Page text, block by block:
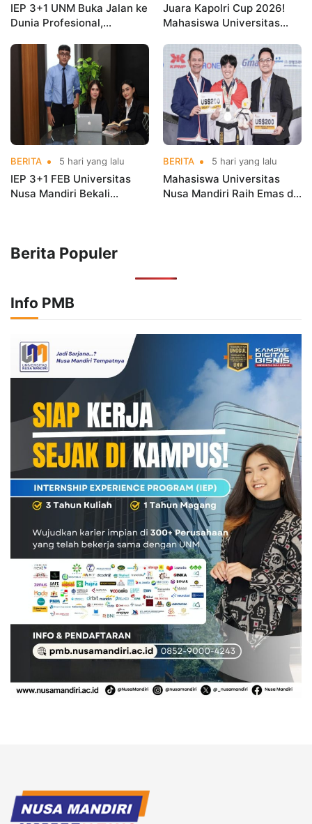
IEP 3+1 UNM Buka Jalan ke
Dunia Profesional,
Kementerian Koperasi
Juara Kapolri Cup 2026!
Mahasiswa Universitas
Nama Kampus di Kejurnas
Taekwondo
BERITA 5 hari yang lalu
IEP 3+1 FEB Universitas
Nusa Mandiri Bekali
BERITA 5 hari yang lalu
Mahasiswa Universitas
Nusa Mandiri Raih Emas di
Berita Populer
Info PMB